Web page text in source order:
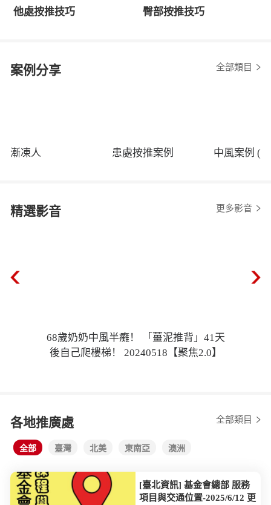
他處按推技巧 臀部按推技巧
案例分享 全部類目
漸凍人 患處按推案例 中風案例 (
精選影音 更多影音
68歲奶奶中風半癱！ 「薑泥推背」41天
後自己爬樓梯！ 20240518【聚焦2.0】
各地推廣處 全部類目
全部 臺灣 北美 東南亞 澳洲
[臺北資訊] 基金會總部 服務
項目與交通位置-2025/6/12 更